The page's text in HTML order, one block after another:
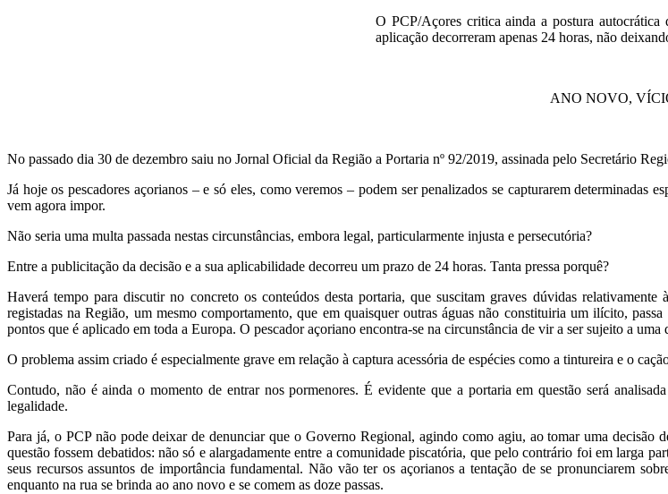
O PCP/Açores critica ainda a postura
aplicação decorreram apenas 24 horas, não
ANO NOVO,
No passado dia 30 de dezembro saiu no Jornal Oficial da Região a Portaria nº 92/2019, assinada pelo Secretário
Já hoje os pescadores açorianos – e só eles, como veremos – podem ser penalizados se capturarem
vem agora impor.
Não seria uma multa passada nestas circunstâncias, embora legal, particularmente injusta e persecutória?
Entre a publicitação da decisão e a sua aplicabilidade decorreu um prazo de 24 horas. Tanta pressa porquê?
Haverá tempo para discutir no concreto os conteúdos desta portaria, que suscitam graves dúvidas
registadas na Região, um mesmo comportamento, que em quaisquer outras águas não constituiria um ilícito,
pontos que é aplicado em toda a Europa. O pescador açoriano encontra-se na circunstância de vir a ser sujeito a
O problema assim criado é especialmente grave em relação à captura acessória de espécies como a tintureira e o
Contudo, não é ainda o momento de entrar nos pormenores. É evidente que a portaria em questão será
legalidade.
Para já, o PCP não pode deixar de denunciar que o Governo Regional, agindo como agiu, ao tomar uma decisão
questão fossem debatidos: não só e alargadamente entre a comunidade piscatória, que pelo contrário foi em larga
seus recursos assuntos de importância fundamental. Não vão ter os açorianos a tentação de se pronunciarem
enquanto na rua se brinda ao ano novo e se comem as doze passas.